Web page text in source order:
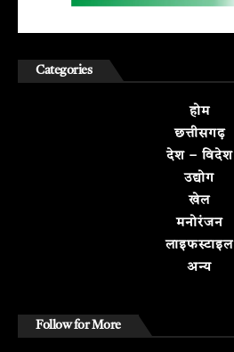
Categories
होम
छत्तीसगढ़
देश – विदेश
उद्योग
खेल
मनोरंजन
लाइफस्टाइल
अन्य
Follow for More